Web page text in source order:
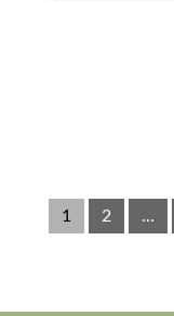
1 2 ...